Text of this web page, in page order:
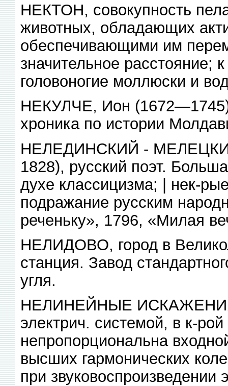
НЕКТОН, совокупность
животных, обладающих
обеспечивающими им
значительное расстояние;
головоногие моллюски и
НЕКУЛЧЕ, Ион
хроника по истории
НЕЛЕДИНСКИЙ -
1828), русский поэт.
духе классицизма; | нек-
подражание русским
реченьку», 1796, «Милая
НЕЛИДОВО, город в
станция. Завод
угля.
НЕЛИНЕЙНЫЕ
электрич. системой, в к-
непропорциональна
высших гармонических
при